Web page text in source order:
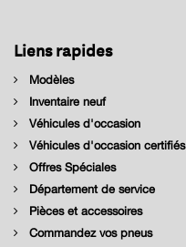
Liens rapides
Modèles
Inventaire neuf
Véhicules d'occasion
Véhicules d'occasion certifiés
Offres Spéciales
Département de service
Pièces et accessoires
Commandez vos pneus